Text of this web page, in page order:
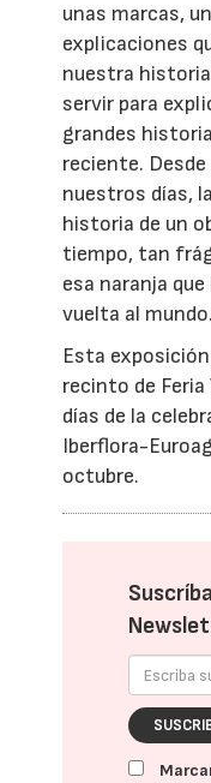
unas marcas,
explicaciones
nuestra historia
servir para
grandes
reciente.
nuestros días,
historia de un
tiempo, tan
esa naranja
vuelta al mundo.
Esta
recinto de
días de la
Iberflora-
octubre.